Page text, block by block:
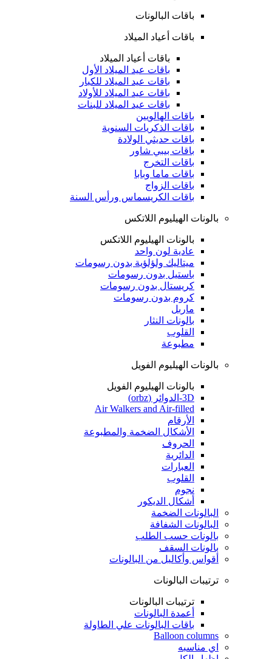
باقات البالونات
باقات أعياد الميلاد
باقات أعياد الميلاد
باقات عيد الميلاد الأول
باقات عيد الميلاد للكبار
باقات عيد الميلاد للأولاد
باقات عيد الميلاد للبنات
باقات الهالويين
باقات الذكريات السنوية
باقات حديثي الولادة
باقات بيبي شاور
باقات التخرج
باقات ماما وبابا
باقات الزواج
باقات الكريسماس ورأس السنة
بالونات الهيليوم اللاتكس
بالونات الهيليوم اللاتكس
عادية لون واحد
ميتاليك ولؤلؤية بدون رسومات
باستيل بدون رسومات
كريستال بدون رسومات
كروم بدون رسومات
ماربل
بالونات النثار
القلوب
مطبوعة
بالونات الهيليوم الفويل
بالونات الهيليوم الفويل
3D-الدوائر (orbz)
Air Walkers and Air-filled
الأرقام
الأشكال الضخمة والمطبوعة
الحروف
الدائرية
العبارات
القلوب
نجوم
أشكال الديكور
البالونات الضخمة
البالونات الشفافة
بالونات حسب الطلب
بالونات السقف
أقواس وأكاليل من البالونات
ترتيبات البالونات
ترتيبات البالونات
أعمدة البالونات
باقات البالونات علي الطاولة
Balloon columns
اي مناسبه